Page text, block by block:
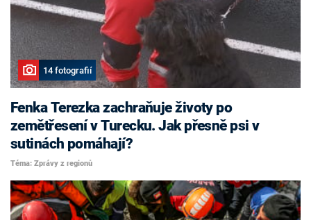
14 fotografií
Fenka Terezka zachraňuje životy po
zemětřesení v Turecku. Jak přesně psi v
sutinách pomáhají?
Téma: Zprávy z regionů